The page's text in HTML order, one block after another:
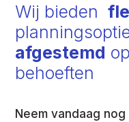
Wij bieden
afgestemd
behoeften
Neem vandaag